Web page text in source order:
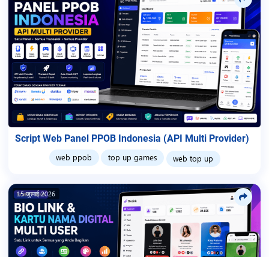
Script Web Panel PPOB Indonesia (API Multi Provider)
web ppob top up games web top up
15 जुलाई 2026